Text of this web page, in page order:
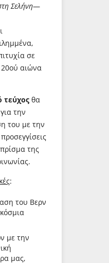
Σελήνη—
σε
20ού αιώνα
τεύχος θα
την
του με την
της
:
του Βερν
με την
μας,